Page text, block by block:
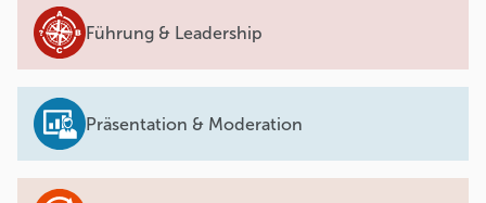
Führung & Leadership
Präsentation & Moderation